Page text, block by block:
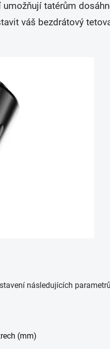
tatérům
váš bezdrátový
následujících
(mm)